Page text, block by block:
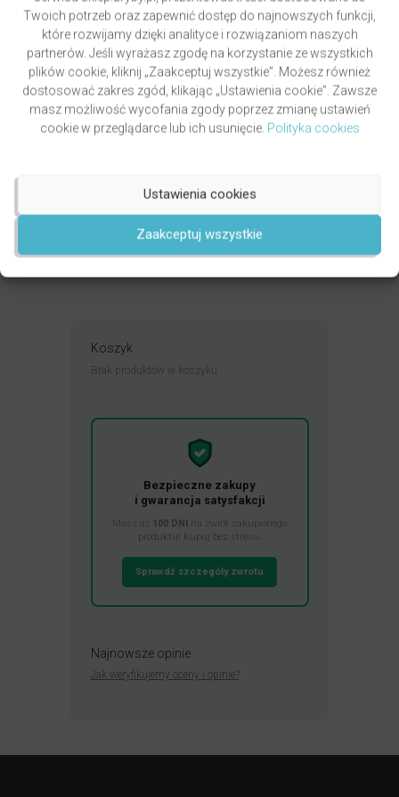
Twoich potrzeb oraz zapewnić dostęp do najnowszych funkcji,
które rozwijamy dzięki analityce i rozwiązaniom naszych
partnerów. Jeśli wyrażasz zgodę na korzystanie ze wszystkich
plików cookie, kliknij „Zaakceptuj wszystkie”. Możesz również
dostosować zakres zgód, klikając „Ustawienia cookie”. Zawsze
masz możliwość wycofania zgody poprzez zmianę ustawień
cookie w przeglądarce lub ich usunięcie. Polityka cookies
Zaakceptuj wszystkie
Ustawienia cookies
DODAJ DO KOSZYKA
Koszyk
Brak produktów w koszyku.
Bezpieczne zakupy
i gwarancja satysfakcji
Masz aż 100 DNI na zwrot zakupionego
produktu! Kupuj bez stresu.
Sprawdź szczegóły zwrotu
Najnowsze opinie
Jak weryfikujemy oceny i opinie?